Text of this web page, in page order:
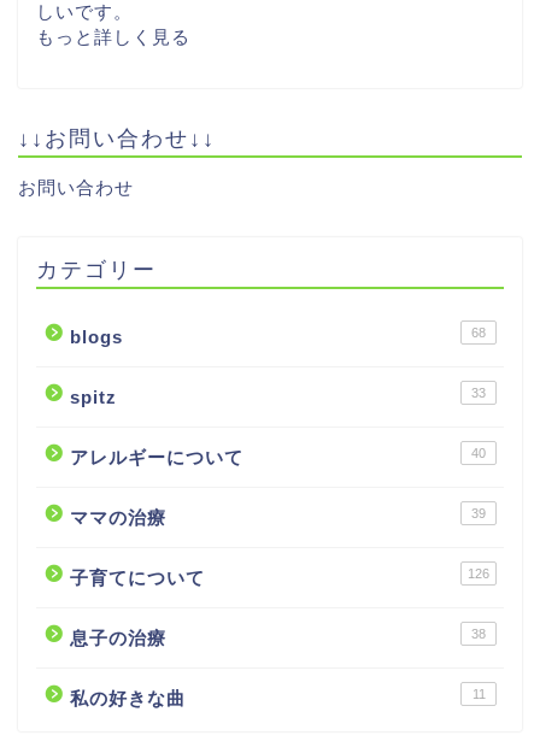
しいです。
もっと詳しく見る
↓↓お問い合わせ↓↓
お問い合わせ
カテゴリー
blogs 68
spitz 33
アレルギーについて 40
ママの治療 39
子育てについて 126
息子の治療 38
私の好きな曲 11